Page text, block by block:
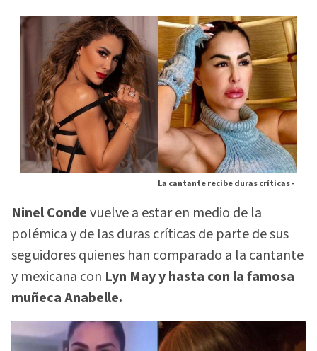
La cantante recibe duras críticas -
Ninel Condevuelve a estar en medio de la
polémica y de las duras críticas de parte de sus
seguidores quienes han comparado a la cantante
y mexicana con Lyn May y hasta con la famosa
muñeca Anabelle.